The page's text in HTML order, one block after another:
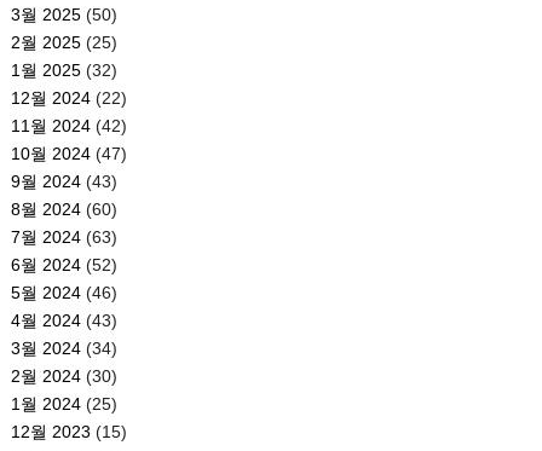
3월 2025(50)
2월 2025(25)
1월 2025(32)
12월 2024(22)
11월 2024(42)
10월 2024(47)
9월 2024(43)
8월 2024(60)
7월 2024(63)
6월 2024(52)
5월 2024(46)
4월 2024(43)
3월 2024(34)
2월 2024(30)
1월 2024(25)
12월 2023 (15)